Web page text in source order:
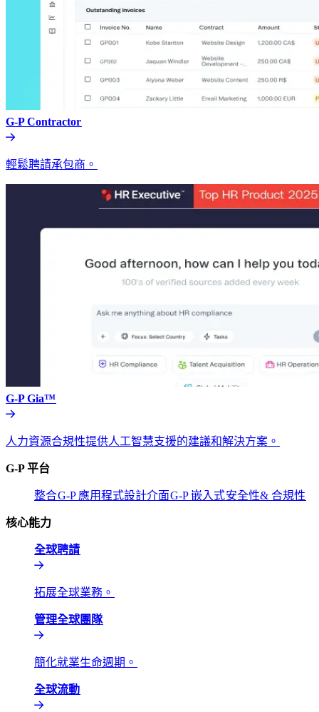
G-P Contractor​​
輕鬆聘請承包商。​​
G-P Gia™​​
人力資源合規性提供人工智慧支援的建議和解決方案。​​
G-P 平台​​
整合​​G-P 應用程式設計介面​​G-P 嵌入式​​安全性& 合規性​​
核心能力​​
全球聘請​​
拓展全球業務。​​
管理全球團隊​​
簡化就業生命週期。​​
全球流動​​